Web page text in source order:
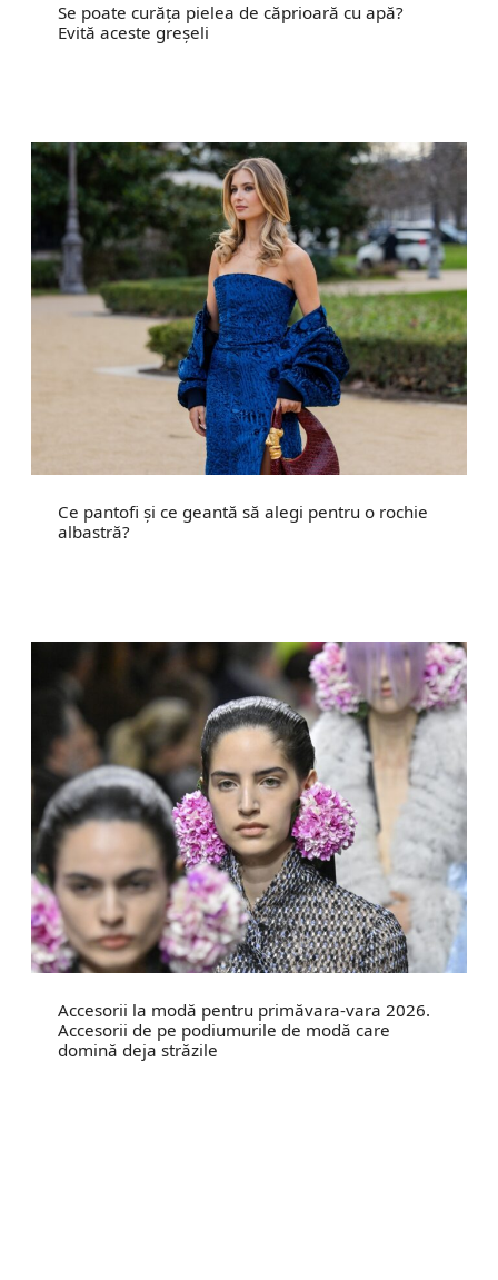
Se poate curăța pielea de căprioară cu apă?
Evită aceste greșeli
Ce pantofi și ce geantă să alegi pentru o rochie
albastră?
Accesorii la modă pentru primăvara-vara 2026.
Accesorii de pe podiumurile de modă care
domină deja străzile